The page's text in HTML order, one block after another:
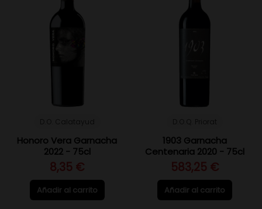
Honoro Vera Garnacha
2022 - 75cl
8,35 €
Añadir al carrito
1903 Garnacha
Centenaria 2020 - 75cl
583,25 €
Añadir al carrito